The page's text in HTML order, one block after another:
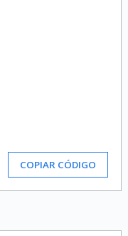
COPIAR CÓDIGO